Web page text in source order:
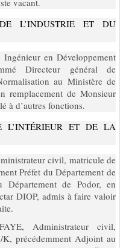
L’INDUSTRIE ET DU
en Développement
Directeur général de
au Ministère de
remplacement de Monsieur
à d’autres fonctions.
ET DE LA
civil, matricule de
Préfet du Département de
Département de Podor, en
DIOP, admis à faire valoir
Administrateur civil,
précédemment Adjoint au